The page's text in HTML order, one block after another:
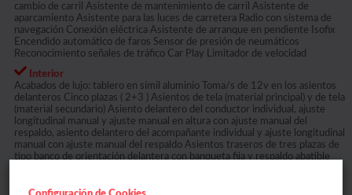
cambio de carril Asistente de mantenimiento de carril Asistente de
aparcamiento Asistente para las luces de carretera Radio con sistema de
navegación Conexión eléctrica Asistente de arranque en pendiente Isofix
Encendido automático de faros Sensor de presión de neumáticos
Reconocimiento señales de tráfico Car Play Limitador de velocidad
Interior
Acabados de lujo: tablero en símil aluminio Toma/s de 12v en los asientos
delanteros Cinco plazas ( 2+3 ) Asientos de tela (material principal) y de tela
(material secundario) Asiento delantero del conductor individual, ajuste
longitudinal manual y ajuste manual en altura con ajuste manual del
respaldo, asiento delantero del acompañante individual y ajuste longitudinal
manual con ajuste manual del respaldo Asientos traseros de tres plazas de
tipo banco de orientación delantera con banqueta fija y respaldo abatible
limpialuneta trasera intermitente Retrovisor interior/cámara
Configuración de Cookies